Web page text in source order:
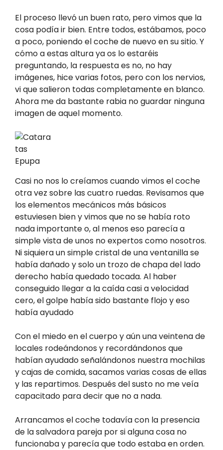
El proceso llevó un buen rato, pero vimos que la
cosa podía ir bien. Entre todos, estábamos, poco
a poco, poniendo el coche de nuevo en su sitio. Y
cómo a estas altura ya os lo estaréis
preguntando, la respuesta es no, no hay
imágenes, hice varias fotos, pero con los nervios,
vi que salieron todas completamente en blanco.
Ahora me da bastante rabia no guardar ninguna
imagen de aquel momento.
Casi no nos lo creíamos cuando vimos el coche
otra vez sobre las cuatro ruedas. Revisamos que
los elementos mecánicos más básicos
estuviesen bien y vimos que no se había roto
nada importante o, al menos eso parecía a
simple vista de unos no expertos como nosotros.
Ni siquiera un simple cristal de una ventanilla se
había dañado y solo un trozo de chapa del lado
derecho había quedado tocada. Al haber
conseguido llegar a la caída casi a velocidad
cero, el golpe había sido bastante flojo y eso
había ayudado
Con el miedo en el cuerpo y aún una veintena de
locales rodeándonos y recordándonos que
habían ayudado señalándonos nuestra mochilas
y cajas de comida, sacamos varias cosas de ellas
y las repartimos. Después del susto no me veía
capacitado para decir que no a nada.
Arrancamos el coche todavía con la presencia
de la salvadora pareja por si alguna cosa no
funcionaba y parecía que todo estaba en orden.